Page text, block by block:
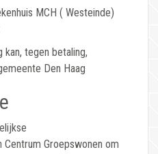
MCH ( Westeinde)
kan, tegen betaling,
Den Haag
Groepswonen om